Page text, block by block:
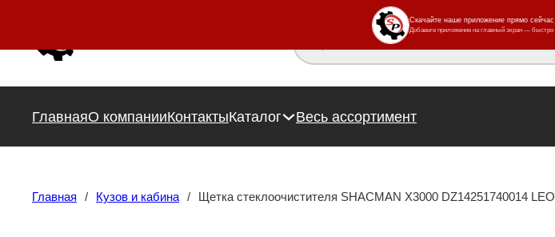
Поиск товаров
ГлавнаяО компанииКонтактыКаталог Весь ассортимент
Главная / Кузов и кабина / Щетка стеклоочистителя SHACMAN X3000 DZ14251740014 LEO